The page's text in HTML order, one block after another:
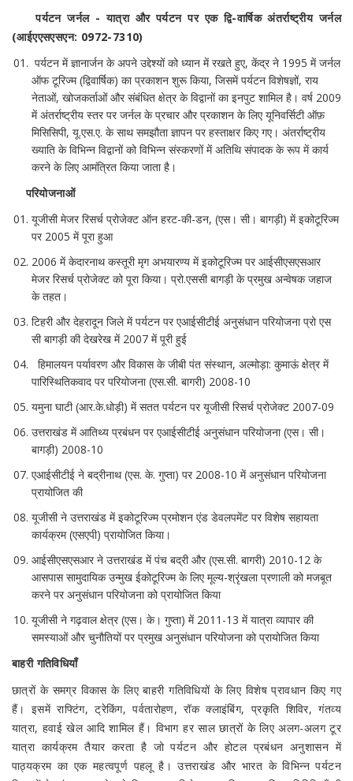
पर्यटन जर्नल - यात्रा और पर्यटन पर एक द्वि-वार्षिक अंतर्राष्ट्रीय जर्नल
(आईएएसएसएन: 0972-7310)
पर्यटन में ज्ञानार्जन के अपने उद्देश्यों को ध्यान में रखते हुए, केंद्र ने 1995 में जर्नल
ऑफ टूरिज्म (द्विवार्षिक) का प्रकाशन शुरू किया, जिसमें पर्यटन विशेषज्ञों, राय
नेताओं, खोजकर्ताओं और संबंधित क्षेत्र के विद्वानों का इनपुट शामिल है। वर्ष 2009
में अंतर्राष्ट्रीय स्तर पर जर्नल के प्रचार और प्रकाशन के लिए यूनिवर्सिटी ऑफ़
मिसिसिपी, यू.एस.ए. के साथ समझौता ज्ञापन पर हस्ताक्षर किए गए। अंतर्राष्ट्रीय
ख्याति के विभिन्न विद्वानों को विभिन्न संस्करणों में अतिथि संपादक के रूप में कार्य
करने के लिए आमंत्रित किया जाता है।
परियोजनाओं
यूजीसी मेजर रिसर्च प्रोजेक्ट ऑन हरट-की-डन, (एस। सी। बागड़ी) में इकोटूरिज्म
पर 2005 में पूरा हुआ
2006 में केदारनाथ कस्तूरी मृग अभयारण्य में इकोटूरिज्म पर आईसीएसएसआर
मेजर रिसर्च प्रोजेक्ट को पूरा किया। प्रो.एससी बागड़ी के प्रमुख अन्वेषक जहाज
के तहत।
टिहरी और देहरादून जिले में पर्यटन पर एआईसीटीई अनुसंधान परियोजना प्रो एस
सी बागड़ी की देखरेख में 2007 में पूरी हुई
हिमालयन पर्यावरण और विकास के जीबी पंत संस्थान, अल्मोड़ा: कुमाऊं क्षेत्र में
पारिस्थितिकवाद पर परियोजना (एस.सी. बागरी) 2008-10
यमुना घाटी (आर.के.धोड़ी) में सतत पर्यटन पर यूजीसी रिसर्च प्रोजेक्ट 2007-09
उत्तराखंड में आतिथ्य प्रबंधन पर एआईसीटीई अनुसंधान परियोजना (एस। सी।
बागड़ी) 2008-10
एआईसीटीई ने बद्रीनाथ (एस. के. गुप्ता) पर 2008-10 में अनुसंधान परियोजना
प्रायोजित की
यूजीसी ने उत्तराखंड में इकोटूरिज्म प्रमोशन एंड डेवलपमेंट पर विशेष सहायता
कार्यक्रम (एसएपी) प्रायोजित किया।
आईसीएसएसआर ने उत्तराखंड में पंच बद्री और (एस.सी. बागरी) 2010-12 के
आसपास सामुदायिक उन्मुख ईकोटूरिज्म के लिए मूल्य-श्रृंखला प्रणाली को मजबूत
करने पर अनुसंधान परियोजना को प्रायोजित किया
यूजीसी ने गढ़वाल क्षेत्र (एस। के। गुप्ता) में 2011-13 में यात्रा व्यापार की
समस्याओं और चुनौतियों पर प्रमुख अनुसंधान परियोजना को प्रायोजित किया
बाहरी गतिविधियाँ
छात्रों के समग्र विकास के लिए बाहरी गतिविधियों के लिए विशेष प्रावधान किए गए
हैं। इसमें राफ्टिंग, ट्रेकिंग, पर्वतारोहण, रॉक क्लाइंबिंग, प्रकृति शिविर, गंतव्य
यात्रा, हवाई खेल आदि शामिल हैं। विभाग हर साल छात्रों के लिए अलग-अलग टूर
यात्रा कार्यक्रम तैयार करता है जो पर्यटन और होटल प्रबंधन अनुशासन में
पाठ्यक्रम का एक महत्वपूर्ण पहलू है। उत्तराखंड और भारत के विभिन्न पर्यटन